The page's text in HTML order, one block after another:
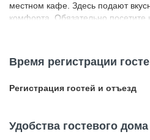
местном кафе. Здесь подают
комфорта. Обязательно
Время регистрации
Регистрация гостей и отъезд
Удобства гостевого